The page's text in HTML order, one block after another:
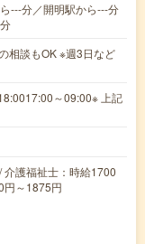
---分／開明駅から---分
相談もOK ※週3日など
～09:00※ 上記
護福祉士：時給1700
円～1875円